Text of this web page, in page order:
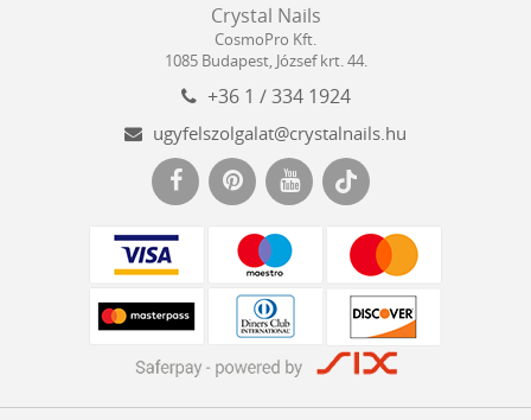
Nails
Kft.
Crystal Nails
CosmoPro Kft.
1085 Budapest, József krt. 44.
+36 1 / 334 1924
ugyfelszolgalat@crystalnails.hu